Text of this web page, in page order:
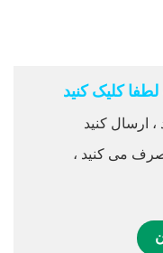
کلیک کنید
ارسال کنید
می کنید ،